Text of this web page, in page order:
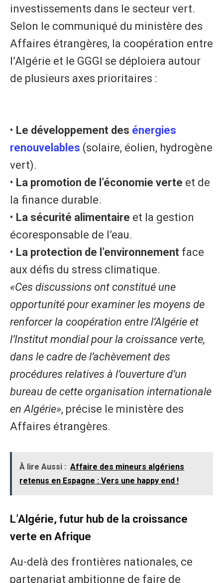
investissements dans le secteur vert.
Selon le communiqué du ministère des
Affaires étrangères, la coopération entre
l’Algérie et le GGGI se déploiera autour
de plusieurs axes prioritaires :
• ​ Le développement des énergies
renouvelables (solaire, éolien, hydrogène
vert).
• ​ La promotion de l’économie verte et de
la finance durable.
• ​ La sécurité alimentaire et la gestion
écoresponsable de l’eau.
• ​ La protection de l’environnement face
aux défis du stress climatique.
«Ces discussions ont constitué une
opportunité pour examiner les moyens de
renforcer la coopération entre l’Algérie et
l’Institut mondial pour la croissance verte,
dans le cadre de l’achèvement des
procédures relatives à l’ouverture d’un
bureau de cette organisation internationale
en Algérie», précise le ministère des
Affaires étrangères.
À lire Aussi : Affaire des mineurs algériens
retenus en Espagne : Vers une happy end !
L’Algérie, futur hub de la croissance
verte en Afrique
Au-delà des frontières nationales, ce
partenariat ambitionne de faire de